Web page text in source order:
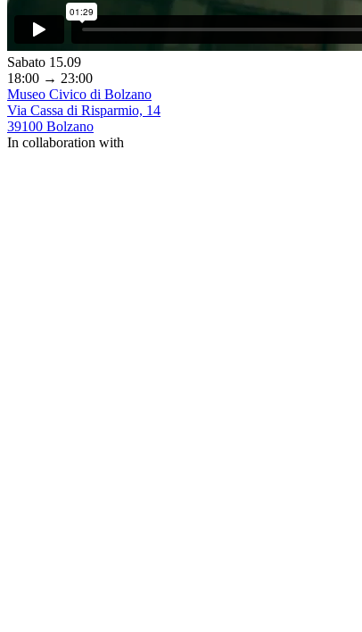
Sabato 15.09
18:00 → 23:00
Museo Civico di Bolzano
Via Cassa di Risparmio, 14
39100 Bolzano
In collaboration with